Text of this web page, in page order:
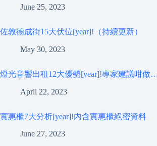
June 25, 2023
佐敦德成街15大伏位[year]!（持續更新）
May 30, 2023
燈光音響出租12大優勢[year]!專家建議咁做
April 22, 2023
實惠櫃7大分析[year]!內含實惠櫃絕密資料
June 27, 2023